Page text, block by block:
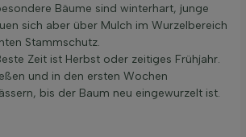
Bäume sind winterhart, junge
sich aber über Mulch im Wurzelbereich
Stammschutz.
Zeit ist Herbst oder zeitiges Frühjahr.
und in den ersten Wochen
bis der Baum neu eingewurzelt ist.